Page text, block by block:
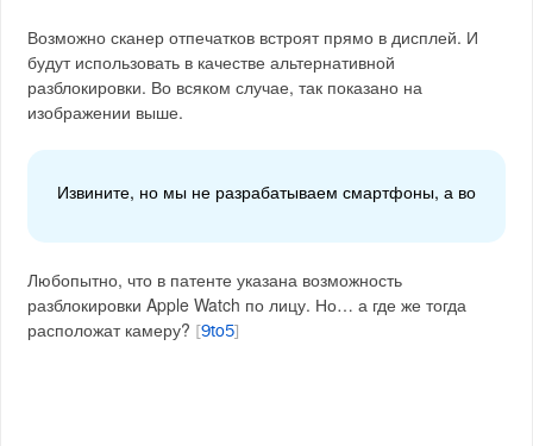
Возможно сканер отпечатков встроят прямо в дисплей. И
будут использовать в качестве альтернативной
разблокировки. Во всяком случае, так показано на
изображении выше.
Извините, но мы не разрабатываем смартфоны, а вот
Любопытно, что в патенте указана возможность
разблокировки Apple Watch по лицу. Но… а где же тогда
расположат камеру?
[9to5